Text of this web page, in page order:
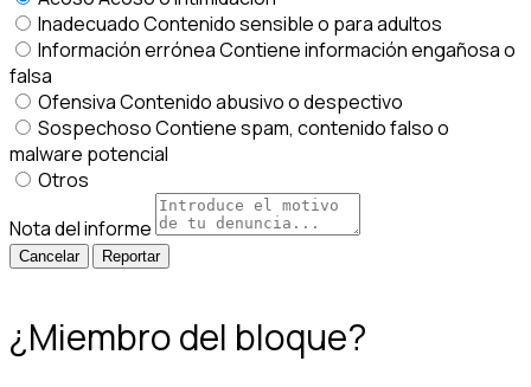
InadecuadoContenido sensible o para adultos
Información erróneaContiene información engañosa o
falsa
OfensivaContenido abusivo o despectivo
SospechosoContiene spam, contenido falso o
malware potencial
Otros
Nota del informe
Reportar
¿Miembro del bloque?